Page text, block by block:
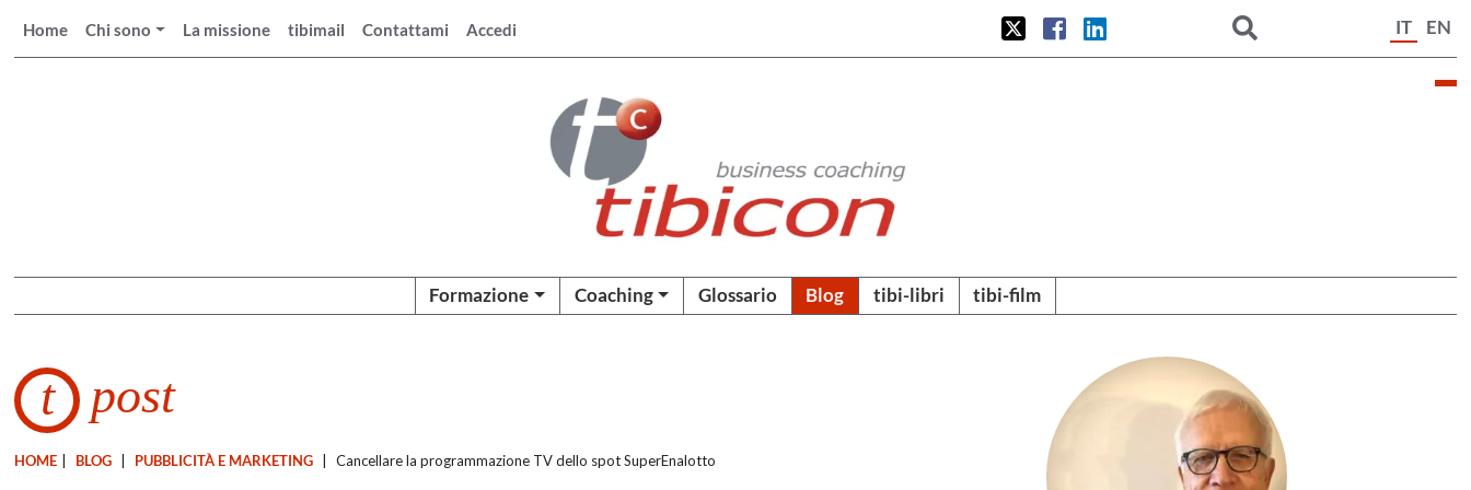
Home Chi sono La missione tibimail Contattami Accedi IT EN
Formazione Coaching Glossario Blog tibi-libri tibi-film
t post
HOME BLOG PUBBLICITÀ E MARKETING Cancellare la programmazione TV dello spot SuperEnalotto